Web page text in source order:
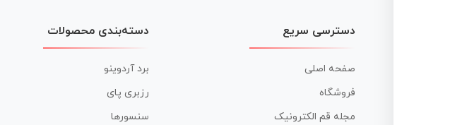
دسترسی سریع
صفحه اصلی
فروشگاه
مجله قم الکترونیک
دسته‌بندی محصولات
برد آردوینو
رزبری پای
سنسورها